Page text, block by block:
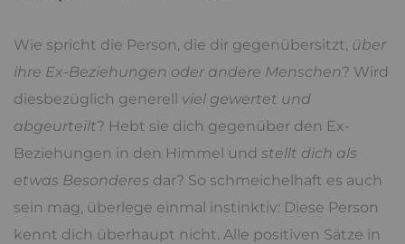
Wie spricht die Person, die dir gegenübersitzt, über
ihre Ex-Beziehungen oder andere Menschen? Wird
diesbezüglich generell viel gewertet und
abgeurteilt? Hebt sie dich gegenüber den Ex-
Beziehungen in den Himmel und stellt dich als
etwas Besonderes dar? So schmeichelhaft es auch
sein mag, überlege einmal instinktiv: Diese Person
kennt dich überhaupt nicht. Alle positiven Sätze in